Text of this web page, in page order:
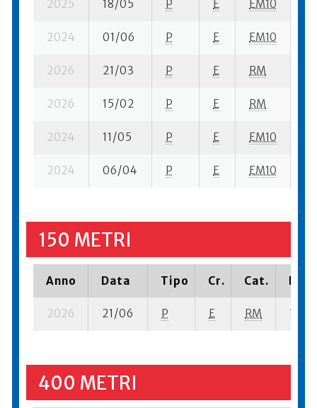
2025 18/05 P E EM10
2024 01/06 P E EM10
2026 21/03 P E RM
2026 15/02 P E RM
2024 11/05 P E EM10
2024 06/04 P E EM10
150 METRI
Anno Data Tipo Cr. Cat.
2026 21/06 P E RM 3 se-
400 METRI